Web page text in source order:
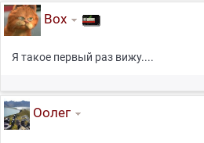
Box
Я такое первый раз вижу....
Оолег